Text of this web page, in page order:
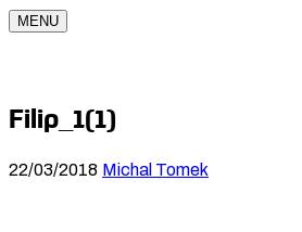
MENU
Filip_1(1)
22/03/2018 Michal Tomek